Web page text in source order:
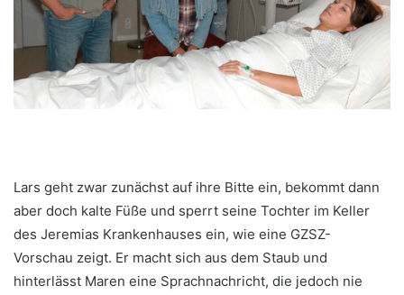
Lars geht zwar zunächst auf ihre Bitte ein, bekommt dann
aber doch kalte Füße und sperrt seine Tochter im Keller
des Jeremias Krankenhauses ein, wie eine GZSZ-
Vorschau zeigt. Er macht sich aus dem Staub und
hinterlässt Maren eine Sprachnachricht, die jedoch nie